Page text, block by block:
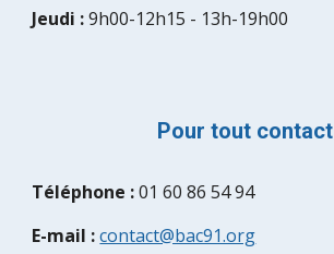
Jeudi : 9h00-12h15 - 13h-19h00
Pour tout contact
Téléphone : 01 60 86 54 94
E-mail : contact@bac91.org